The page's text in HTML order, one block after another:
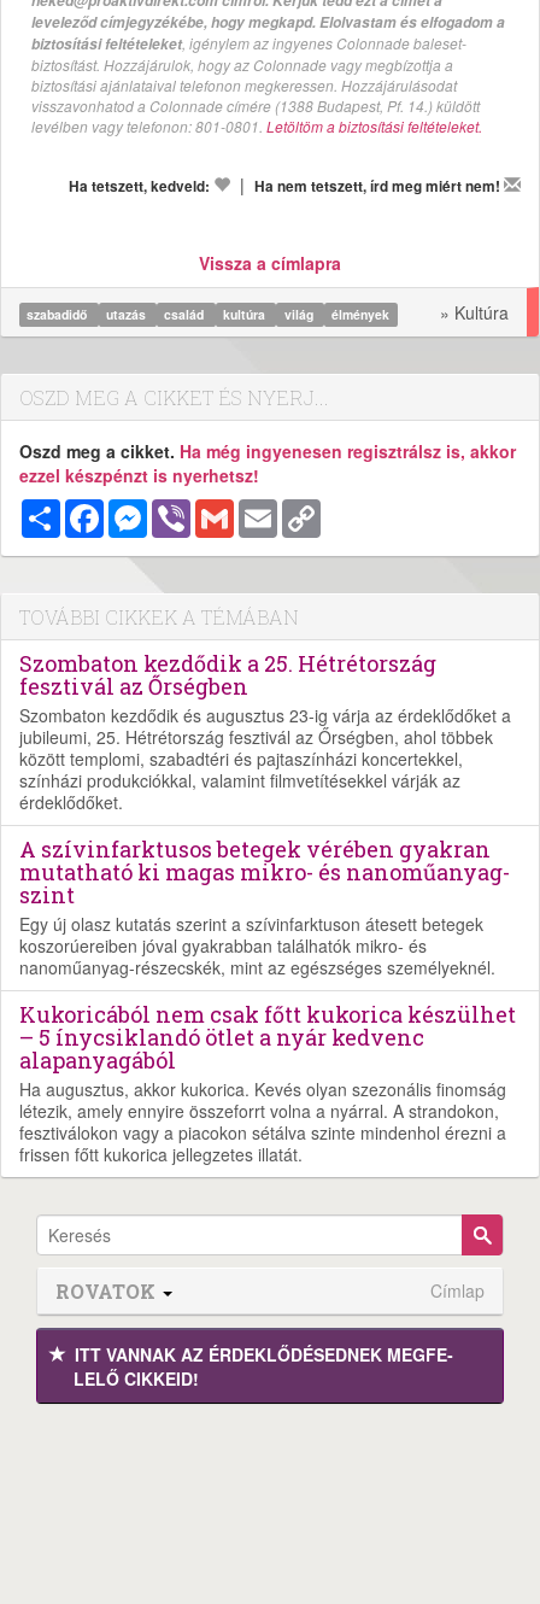
leveleződ címjegyzékébe, hogy megkapd. Elolvastam és elfogadom a
biztosítási feltételeket, igénylem az ingyenes Colonnade baleset-
biztosítást. Hozzájárulok, hogy az Colonnade vagy megbízottja a
biztosítási ajánlataival telefonon megkeressen. Hozzájárulásodat
visszavonhatod a Colonnade címére (1388 Budapest, Pf. 14.) küldött
levélben vagy telefonon: 801-0801. Letöltöm a biztosítási feltételeket.
Ha tetszett, kedveld: | Ha nem tetszett, írd meg miért nem!
Vissza a címlapra
szabadidő utazás család kultúra világ élmények » Kultúra
OSZD MEG A CIKKET ÉS NYERJ...
Oszd meg a cikket. Ha még ingyenesen regisztrálsz is, akkor
ezzel készpénzt is nyerhetsz!
MegosztásFacebookMessenger
Viber Gmail Email
TOVÁBBI CIKKEK A TÉMÁBAN
Szombaton kezdődik a 25. Hétrétország
fesztivál az Őrségben
Szombaton kezdődik és augusztus 23-ig várja az érdeklődőket a
jubileumi, 25. Hétrétország fesztivál az Őrségben, ahol többek
között templomi, szabadtéri és pajtaszínházi koncertekkel,
színházi produkciókkal, valamint filmvetítésekkel várják az
érdeklődőket.
A szívinfarktusos betegek vérében gyakran
mutatható ki magas mikro- és nanoműanyag-
szint
Egy új olasz kutatás szerint a szívinfarktuson átesett betegek
koszorúereiben jóval gyakrabban találhatók mikro- és
nanoműanyag-részecskék, mint az egészséges személyeknél.
Kukoricából nem csak főtt kukorica készülhet
– 5 ínycsiklandó ötlet a nyár kedvenc
alapanyagából
Ha augusztus, akkor kukorica. Kevés olyan szezonális finomság
létezik, amely ennyire összeforrt volna a nyárral. A strandokon,
fesztiválokon vagy a piacokon sétálva szinte mindenhol érezni a
frissen főtt kukorica jellegzetes illatát.
ROVATOK Címlap
ITT VANNAK AZ ÉRDEK­LŐDÉ­SEDNEK MEGFE­
LELŐ CIKKEID!